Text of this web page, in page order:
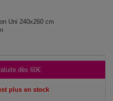
Uni 240x260 cm
dès 60€
plus en stock